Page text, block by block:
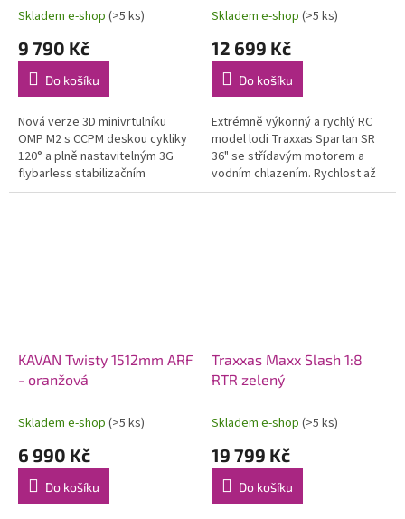
Skladem e-shop (>5 ks)
9 790 Kč
Do košíku
Nová verze 3D minivrtulníku
OMP M2 s CCPM deskou cykliky
120° a plně nastavitelným 3G
flybarless stabilizačním
systémem OFS3+ (přepínatelné
Skladem e-shop (>5 ks)
12 699 Kč
Do košíku
Extrémně výkonný a rychlý RC
model lodi Traxxas Spartan SR
36" se střídavým motorem a
vodním chlazením. Rychlost až
80 km/h. Exkluzivní funkce
KAVAN Twisty 1512mm ARF
- oranžová
Skladem e-shop (>5 ks)
6 990 Kč
Do košíku
Traxxas Maxx Slash 1:8
RTR zelený
Skladem e-shop (>5 ks)
19 799 Kč
Do košíku